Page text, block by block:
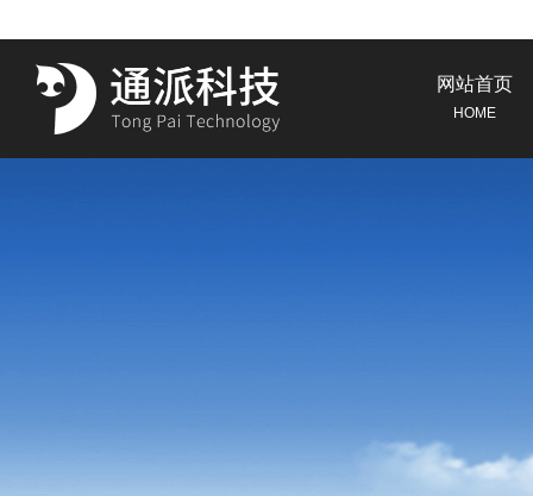
网站首页
HOME